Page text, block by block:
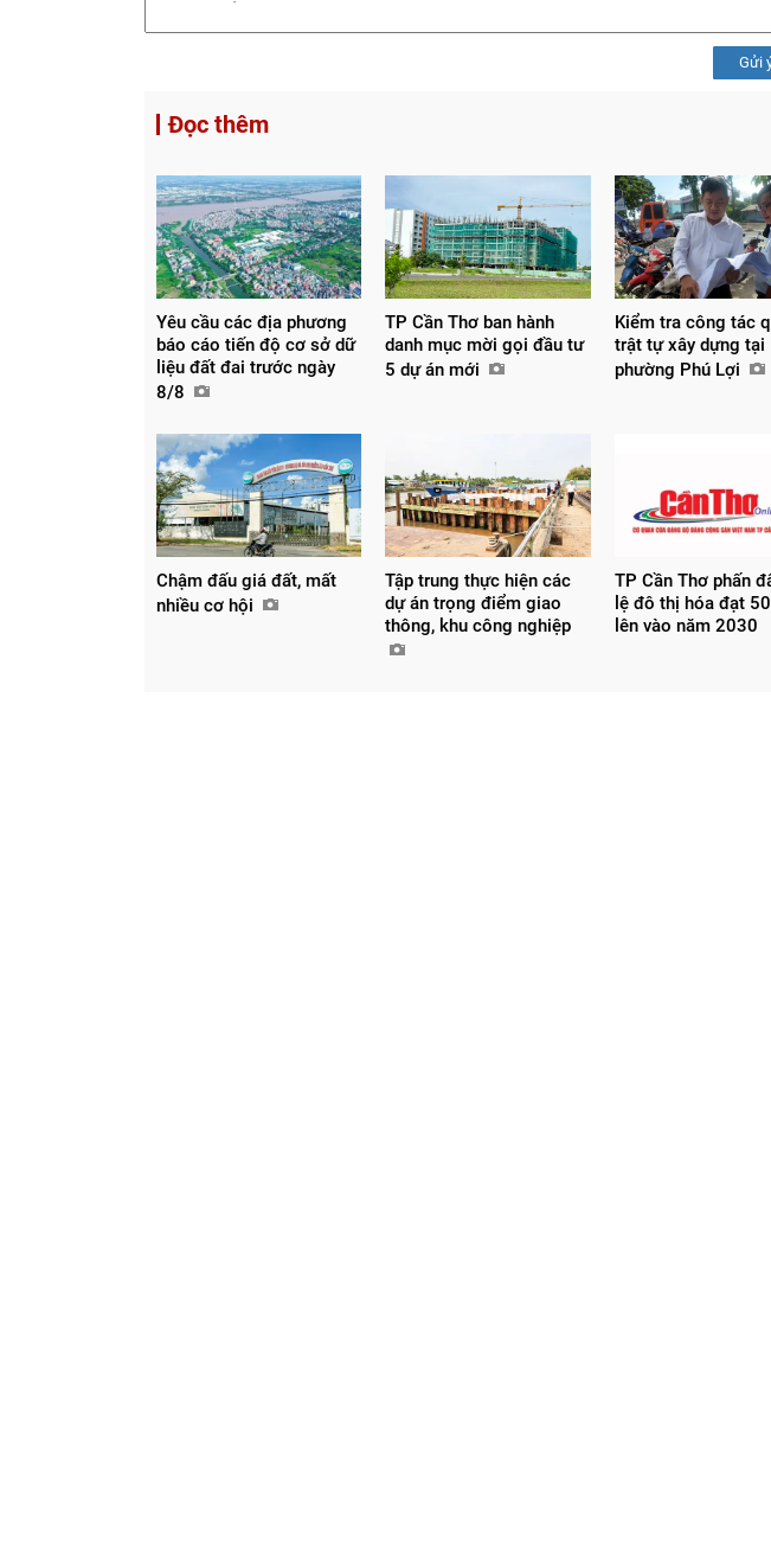
Chia sẻ
Gửi
Đọc thêm
Yêu cầu các địa phương
báo cáo tiến độ cơ sở dữ
liệu đất đai trước ngày
8/8
TP Cần Thơ ban hành
danh mục mời gọi đầu tư
5 dự án mới
Kiểm tra công tác
trật tự xây dựng tại
phường Phú Lợi
Chậm đấu giá đất, mất
nhiều cơ hội
Tập trung thực hiện các
dự án trọng điểm giao
thông, khu công nghiệp
TP Cần Thơ phấn
lệ đô thị hóa đạt
lên vào năm 2030